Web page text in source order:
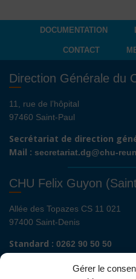
Gérer le
DOCUMENTATION
CONTACT
Direction Générale du
11, rue de l’hôpital
97460 Saint-Paul
Secrétariat de direction
Mail : secretariat.dg@chu-
CHU Felix Guyon
Allée des Topazes CS 11 021
97400 Saint-Denis
Standard : 0262 90 50 50
Renseignements
Secrétariat de direction de